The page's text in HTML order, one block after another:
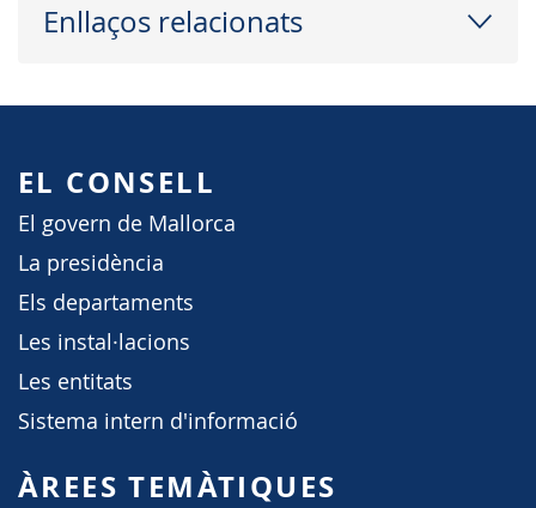
Enllaços relacionats
EL CONSELL
El govern de Mallorca
La presidència
Els departaments
Les instal·lacions
Les entitats
Sistema intern d'informació
ÀREES TEMÀTIQUES